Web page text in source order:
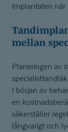
implantaten när
Tandimplantat planeras i samarbete
mellan
Planeringen av
I början av
en
säkerställer
långvarigt och